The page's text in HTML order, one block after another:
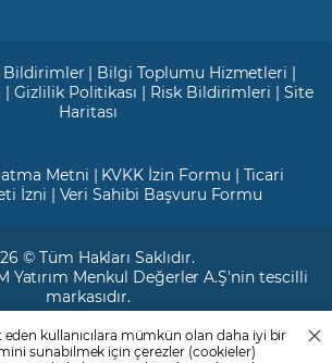
Bildirimler | Bilgi Toplumu Hizmetleri |
|Gizlilik Politikası | Risk Bildirimleri |Site
Haritası
Metni | KVKK İzin Formu | Ticari
İzni | Veri Sahibi Başvuru Formu
© Tüm Hakları Saklıdır.
Yatırım Menkul Değerler A.Ş'nin tescilli
markasıdır.
Ticari Sicil No: 799649
V.D. : 3890707820
kullanıcılara mümkün olan daha iyi bir
sunabilmek için çerezler (cookieler)